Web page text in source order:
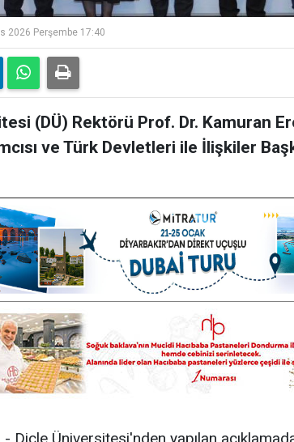
2026 Perşembe 17:40
(DÜ) Rektörü Prof. Dr. Kamuran
ve Türk Devletleri ile İlişkiler
- Dicle Üniversitesi'nden yapılan